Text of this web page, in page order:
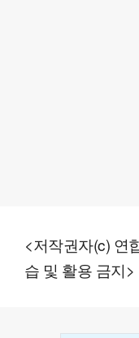
<저작권자(c) 연
습 및 활용 금지>